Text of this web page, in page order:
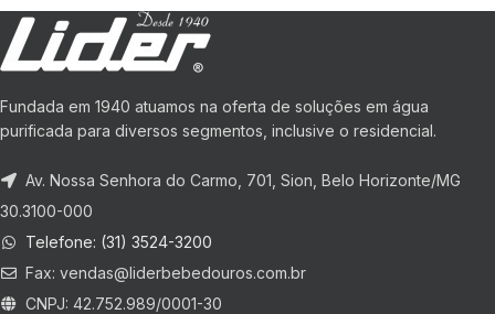
Fundada em 1940 atuamos na oferta de soluções em água
purificada para diversos segmentos, inclusive o residencial.
Av. Nossa Senhora do Carmo, 701, Sion, Belo Horizonte/MG
30.3100-000
Telefone: (31) 3524-3200
Fax: vendas@liderbebedouros.com.br
CNPJ: 42.752.989/0001-30